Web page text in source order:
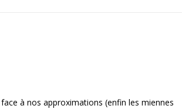
à nos approximations (enfin les miennes